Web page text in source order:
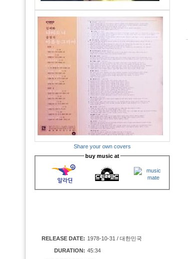
Share your own covers
buy music at
RELEASE DATE: 1978-10-31 / 대한민국
DURATION: 45:34